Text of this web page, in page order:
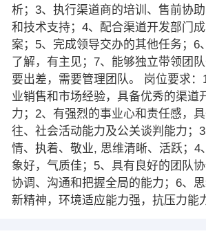
析；3、执行渠道商的培训、售前协
和技术支持；4、配合渠道开发部门
案；5、完成领导交办的其他任务；6
了解，有主见；7、能够独立带领团
要出差，需要管理团队。 岗位要求
业销售和市场经验，具备优秀的渠道
力；2、有强烈的事业心和责任感，
往、社会活动能力及公关谈判能力；
情、执着、敬业, 思维清晰、活跃；4
象好，气质佳；5、具有良好的团队
协调、沟通和把握全局的能力；6、
新精神，环境适应能力强，抗压力能